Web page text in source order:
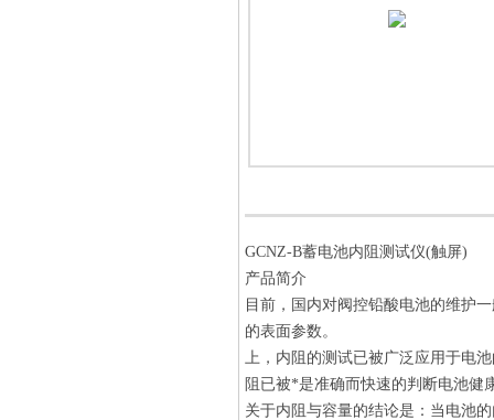
GCNZ-B蓄电池内阻测试仪(触屏)
产品简介
目前，国内对阀控铅酸电池的维护
的表面参数。
上，内阻的测试已被广泛应用于电
阻已被*是准确而快速的判断电池健
关于内阻与容量的结论是：当电池